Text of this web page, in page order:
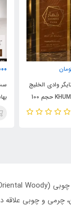
وادی الخلیج
KHUMAR TYGER حجم 100
مشابه بولگاری
چرمی و چوبی علاقه